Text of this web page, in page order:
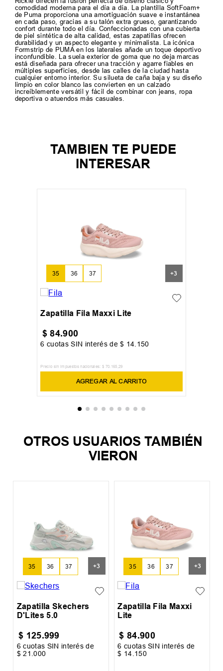
comodidad moderna para el día a día. La plantilla SoftFoam+
de Puma proporciona una amortiguación suave e instantánea
en cada paso, gracias a su talón extra grueso, garantizando
confort durante todo el día. Confeccionadas con una cubierta
de piel sintética de alta calidad, estas zapatillas ofrecen
durabilidad y un aspecto elegante y minimalista. La icónica
Formstrip de PUMA en los laterales añade un toque deportivo
inconfundible. La suela exterior de goma que no deja marcas
está diseñada para ofrecer una tracción y agarre fiables en
múltiples superficies, desde las calles de la ciudad hasta
cualquier entorno interior. Su silueta de caña baja y su diseño
limpio en color blanco las convierten en un calzado
increíblemente versátil y fácil de combinar con jeans, ropa
deportiva o atuendos más casuales.
TAMBIEN TE PUEDE
INTERESAR
35 36 37 +3
Zapatilla Fila Maxxi Lite
$ 84.900
6 cuotas SIN interés de$ 14 150
Precio sin impuestos nacionales: $ 70 165 29
AGREGAR AL CARRITO
OTROS USUARIOS TAMBIÉN
VIERON
35 36 37 +3
Zapatilla Skechers
D'Lites 5.0
$ 125.999
6 cuotas SIN interés de
$ 21 .000
35 36 37 +3
Zapatilla Fila Maxxi
Lite
$ 84.900
6 cuotas SIN interés de
$ 14 150